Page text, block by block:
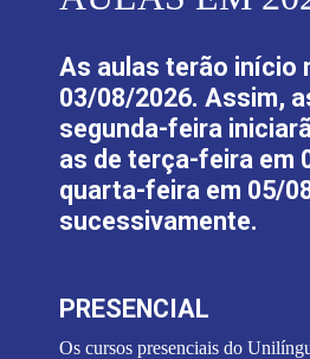
As aulas terão início
03/08/2026. Assim,
segunda-feira
as de terça-feira em
quarta-feira em 05/
sucessivamente.
PRESENCIAL
Os cursos presenciais do